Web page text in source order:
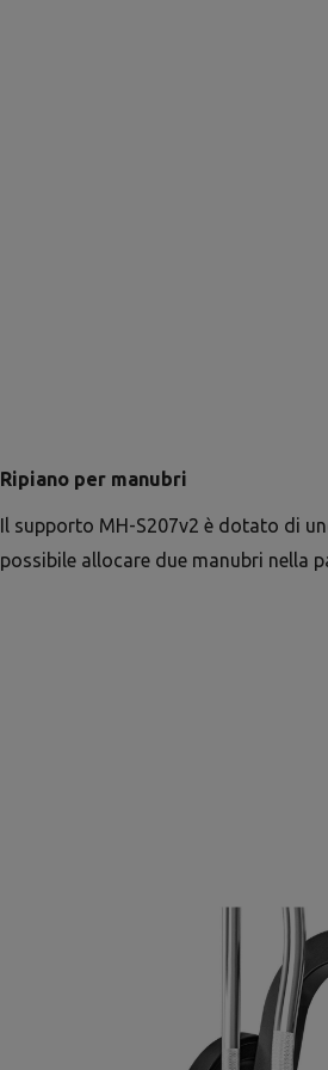
Ripiano per manubri
Il supporto MH-S207v2 è dotato di
possibile allocare due manubri nella